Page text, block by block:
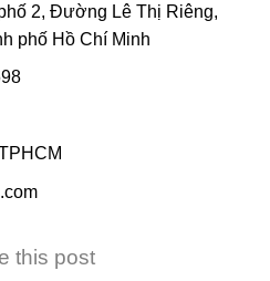
2, Đường Lê Thị Riêng,
phố Hồ Chí Minh
this post